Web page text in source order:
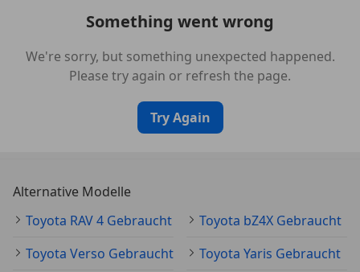
Something went wrong
We're sorry, but something unexpected happened.
Please try again or refresh the page.
Try Again
Alternative Modelle
Toyota RAV 4 Gebraucht
Toyota bZ4X Gebraucht
Toyota Verso Gebraucht
Toyota Yaris Gebraucht